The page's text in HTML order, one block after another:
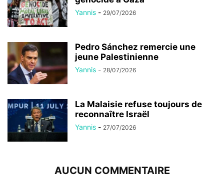
Yannis - 29/07/2026
Pedro Sánchez remercie une
jeune Palestinienne
Yannis - 28/07/2026
La Malaisie refuse toujours de
reconnaître Israël
Yannis - 27/07/2026
AUCUN COMMENTAIRE